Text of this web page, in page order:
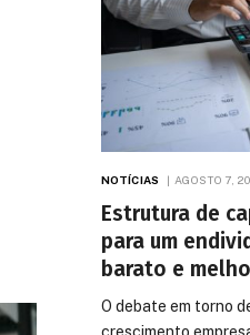
NOTÍCIAS AGOSTO 7,
Estrutura de
para um
barato e
O debate em torno
crescimento